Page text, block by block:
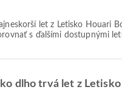
s ďalšími dostupnými
dlho trvá let z